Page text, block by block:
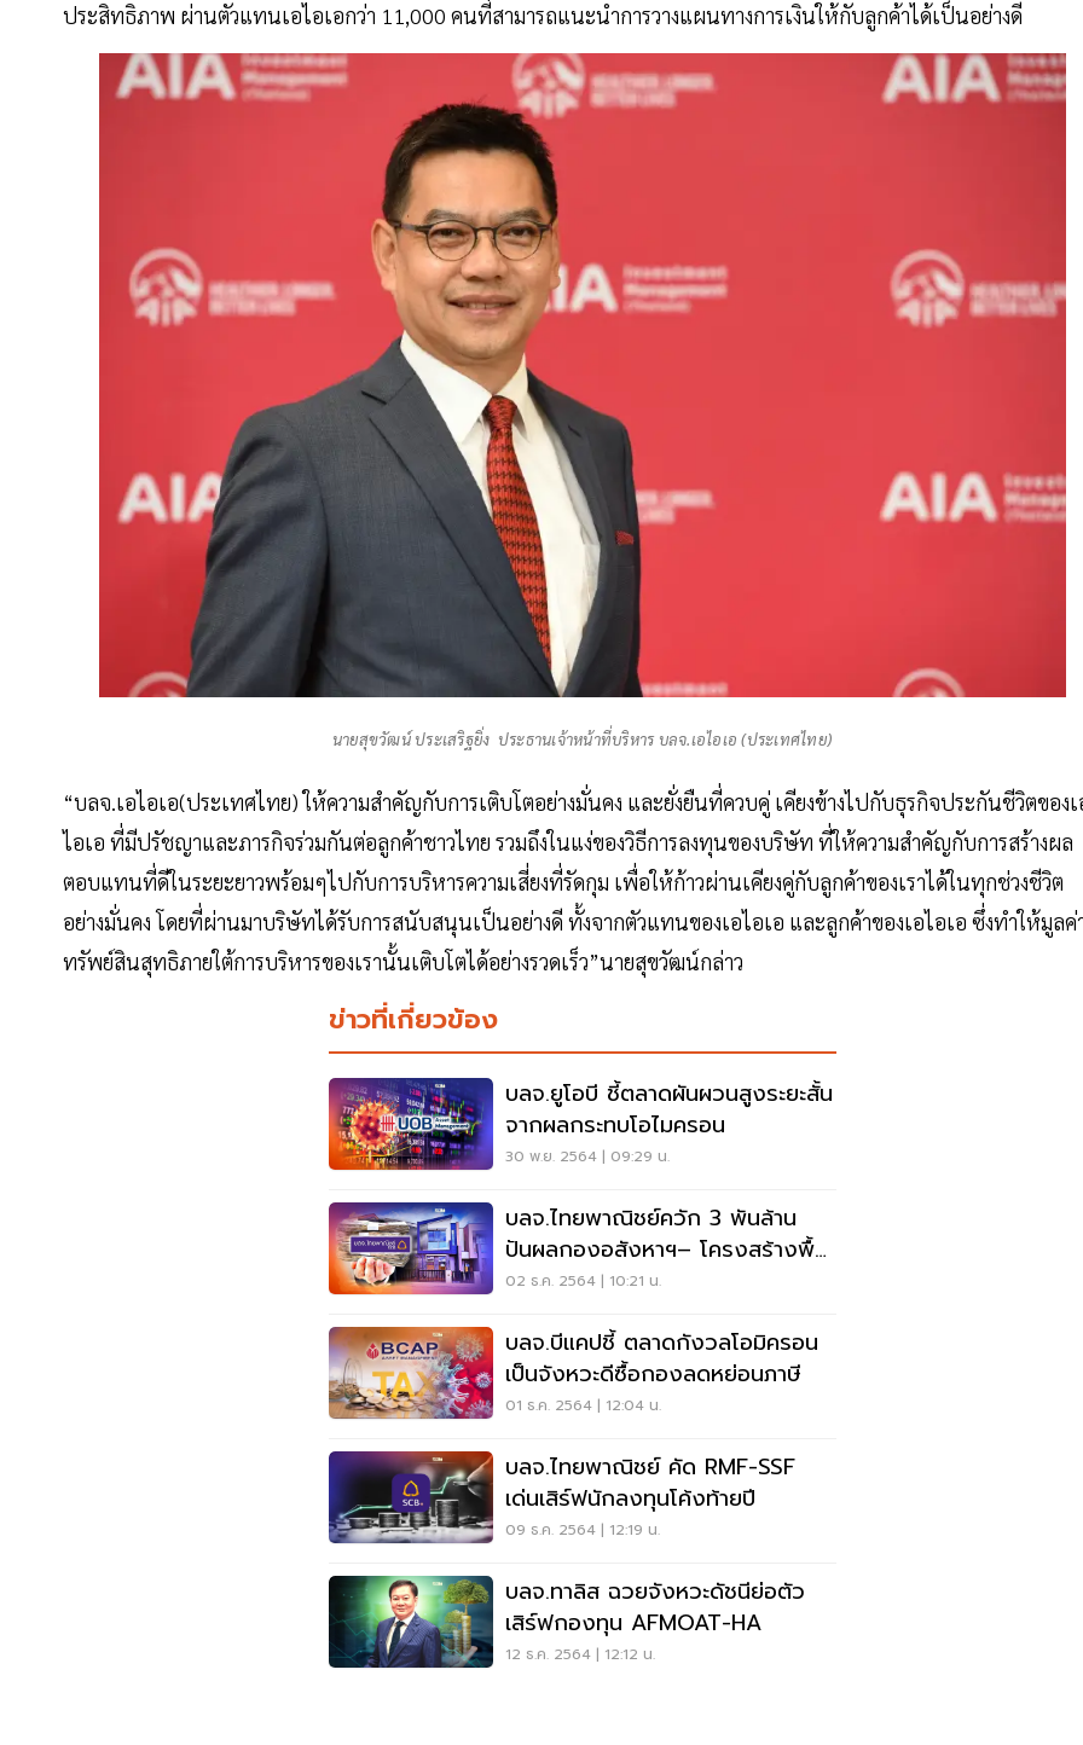
ประสิทธิภาพ ผ่านตัวแทนเอไอเอกว่า 11,000 คนที่สามารถแนะนำการวางแผนทางการเงินให้กับลูกค้าได้เป็นอย่างดี
นายสุขวัฒน์ ประเสริฐยิ่ง ประธานเจ้าหน้าที่บริหาร บลจ.เอไอเอ (ประเทศไทย)
“บลจ.เอไอเอ(ประเทศไทย) ให้ความสำคัญกับการเติบโตอย่างมั่นคง และยั่งยืนที่ควบคู่ เคียงข้างไปกับธุรกิจประกันชีวิตของ
ไอเอ ที่มีปรัชญาและภารกิจร่วมกันต่อลูกค้าชาวไทย รวมถึงในแง่ของวิธีการลงทุนของบริษัท ที่ให้ความสำคัญกับการสร้างผล
ตอบแทนที่ดีในระยะยาวพร้อมๆไปกับการบริหารความเสี่ยงที่รัดกุม เพื่อให้ก้าวผ่านเคียงคู่กับลูกค้าของเราได้ในทุกช่วงชีวิต
อย่างมั่นคง โดยที่ผ่านมาบริษัทได้รับการสนับสนุนเป็นอย่างดี ทั้งจากตัวแทนของเอไอเอ และลูกค้าของเอไอเอ ซึ่งทำให้มูลค่
ทรัพย์สินสุทธิภายใต้การบริหารของเรานั้นเติบโตได้อย่างรวดเร็ว”นายสุขวัฒน์กล่าว
ข่าวที่เกี่ยวข้อง
บลจ.ยูโอบี ชี้ตลาดผันผวนสูงระยะสั้น
จากผลกระทบโอไมครอน
30 พ.ย. 2564 | 09:29 น.
บลจ.ไทยพาณิชย์ควัก 3 พันล้าน
ปันผลกองอสังหาฯ– โครงสร้างพื้น
ฐาน
02 ธ.ค. 2564 | 10:21 น.
บลจ.บีแคปชี้ ตลาดกังวลโอมิครอน
เป็นจังหวะดีซื้อกองลดหย่อนภาษี
01 ธ.ค. 2564 | 12:04 น.
บลจ.ไทยพาณิชย์ คัด RMF-SSF
เด่นเสิร์ฟนักลงทุนโค้งท้ายปี
09 ธ.ค. 2564 | 12:19 น.
บลจ.ทาลิส ฉวยจังหวะดัชนีย่อตัว
เสิร์ฟกองทุน AFMOAT-HA
12 ธ.ค. 2564 | 12:12 น.